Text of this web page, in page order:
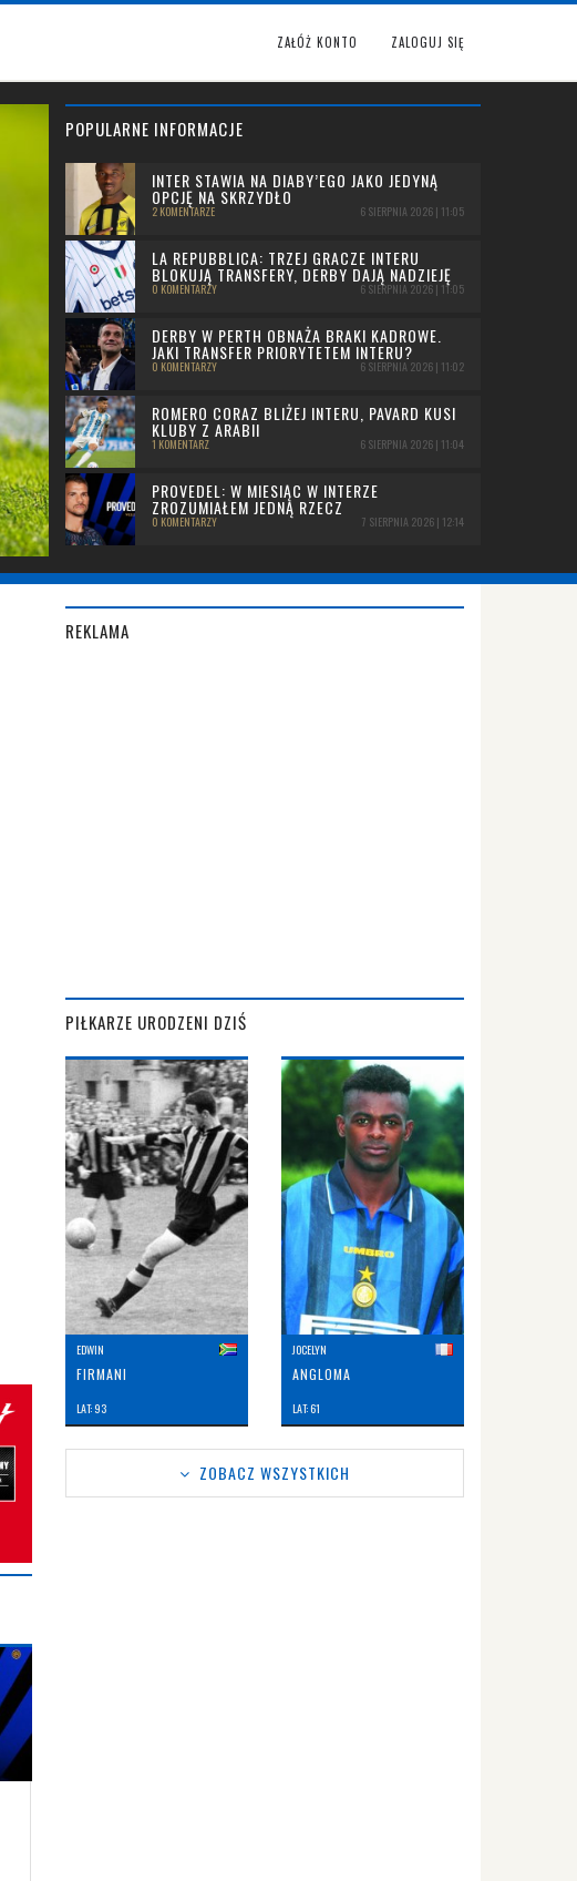
ZAŁÓŻ KONTO ZALOGUJ SIĘ
POPULARNE INFORMACJE
INTER STAWIA NA DIABY’EGO JAKO JEDYNĄ
OPCJĘ NA SKRZYDŁO
2 KOMENTARZE 6 SIERPNIA 2026 | 11:05
LA REPUBBLICA: TRZEJ GRACZE INTERU
BLOKUJĄ TRANSFERY, DERBY DAJĄ NADZIEJĘ
0 KOMENTARZY 6 SIERPNIA 2026 | 11:05
DERBY W PERTH OBNAŻA BRAKI KADROWE.
JAKI TRANSFER PRIORYTETEM INTERU?
0 KOMENTARZY 6 SIERPNIA 2026 | 11:02
ROMERO CORAZ BLIŻEJ INTERU, PAVARD KUSI
KLUBY Z ARABII
1 KOMENTARZ 6 SIERPNIA 2026 | 11:04
PROVEDEL: W MIESIĄC W INTERZE
ZROZUMIAŁEM JEDNĄ RZECZ
0 KOMENTARZY 7 SIERPNIA 2026 | 12:14
REKLAMA
PIŁKARZE URODZENI DZIŚ
EDWIN
FIRMANI
LAT: 93
JOCELYN
ANGLOMA
LAT: 61
ZOBACZ WSZYSTKICH